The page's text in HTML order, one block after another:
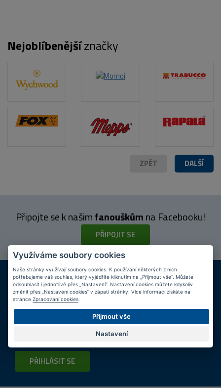
Nejoblíbenějšíznačky
DALŠÍ
ZPĚT
Připojte se k našimfanouškůmna Facebooku!
PŘIPOJIT SE
DOPRAVA ZDARMA
Při nákupu nad 2 000 Kč
KAMENNÉ PRODEJNY
Jsme na trhu více než 10 let
Tipyk nákupu
Napište nám svůj e-mail a my vás budeme informovatmax.
o zajímavých nabídkách!
PŘIHLÁSIT SE
Využíváme soubory cookies
Naše stránky využívají soubory cookies. K používání některých z nich
potřebujeme váš souhlas, který vyjádříte kliknutím na „Přijmout vše“. Můžete
odsouhlasit i jednotlivě přes „Nastavení“. Nastavení cookies můžete kdykoliv
změnit přes „Nastavení cookies“ v zápatí stránky. Více informací získáte na
stránce Zpracování cookies
Přijmout vše
Nastavení